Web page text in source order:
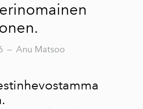
— Anu Matsoo